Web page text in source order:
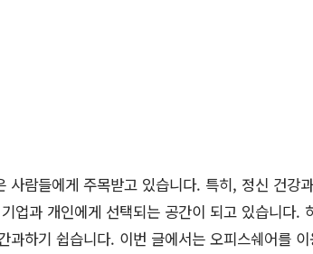
사람들에게 주목받고 있습니다. 특히, 정신 건강
업과 개인에게 선택되는 공간이 되고 있습니다.
과하기 쉽습니다. 이번 글에서는 오피스쉐어를